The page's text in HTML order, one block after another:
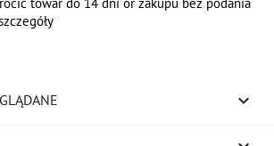
